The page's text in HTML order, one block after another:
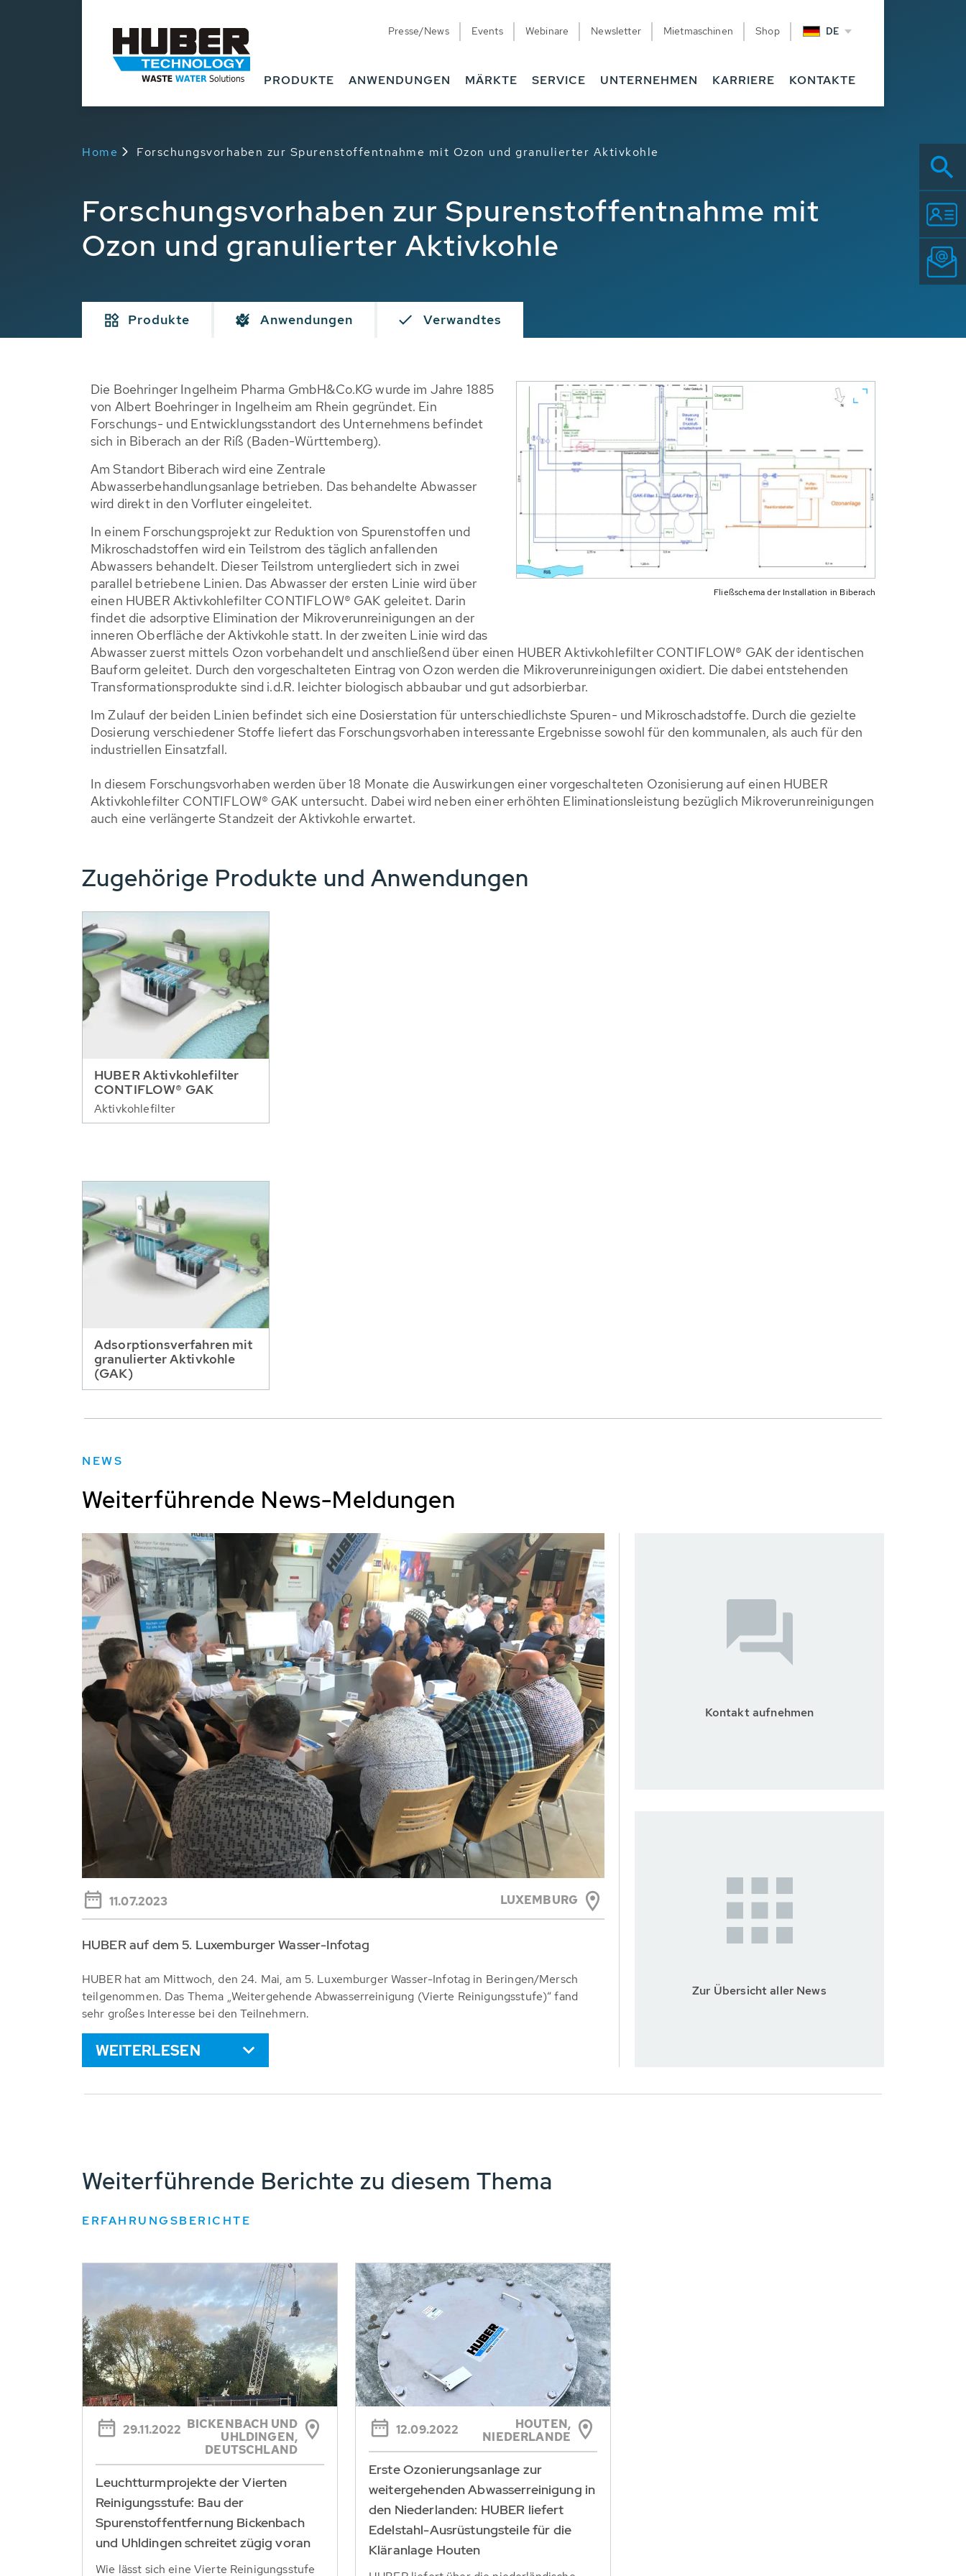
Presse/News Events Webinare Newsletter Mietmaschinen Shop DE
PRODUKTE ANWENDUNGEN MÄRKTE SERVICE UNTERNEHMEN KARRIERE KONTAKTE
Home Forschungsvorhaben zur Spurenstoffentnahme mit Ozon und granulierter Aktivkohle
Forschungsvorhaben zur Spurenstoffentnahme mit
Ozon und granulierter Aktivkohle
Produkte Anwendungen Verwandtes
Fließschema der Installation in Biberach
Die Boehringer Ingelheim Pharma GmbH&Co.KG wurde im Jahre 1885
von Albert Boehringer in Ingelheim am Rhein gegründet. Ein
Forschungs- und Entwicklungsstandort des Unternehmens befindet
sich in Biberach an der Riß (Baden-Württemberg).
Am Standort Biberach wird eine Zentrale
Abwasserbehandlungsanlage betrieben. Das behandelte Abwasser
wird direkt in den Vorfluter eingeleitet.
In einem Forschungsprojekt zur Reduktion von Spurenstoffen und
Mikroschadstoffen wird ein Teilstrom des täglich anfallenden
Abwassers behandelt. Dieser Teilstrom untergliedert sich in zwei
parallel betriebene Linien. Das Abwasser der ersten Linie wird über
einen HUBER Aktivkohlefilter CONTIFLOW® GAK geleitet. Darin
findet die adsorptive Elimination der Mikroverunreinigungen an der
inneren Oberfläche der Aktivkohle statt. In der zweiten Linie wird das
Abwasser zuerst mittels Ozon vorbehandelt und anschließend über einen HUBER Aktivkohlefilter CONTIFLOW® GAK der identischen
Bauform geleitet. Durch den vorgeschalteten Eintrag von Ozon werden die Mikroverunreinigungen oxidiert. Die dabei entstehenden
Transformationsprodukte sind i.d.R. leichter biologisch abbaubar und gut adsorbierbar.
Im Zulauf der beiden Linien befindet sich eine Dosierstation für unterschiedlichste Spuren- und Mikroschadstoffe. Durch die gezielte
Dosierung verschiedener Stoffe liefert das Forschungsvorhaben interessante Ergebnisse sowohl für den kommunalen, als auch für den
industriellen Einsatzfall.
In diesem Forschungsvorhaben werden über 18 Monate die Auswirkungen einer vorgeschalteten Ozonisierung auf einen HUBER
Aktivkohlefilter CONTIFLOW® GAK untersucht. Dabei wird neben einer erhöhten Eliminationsleistung bezüglich Mikroverunreinigungen
auch eine verlängerte Standzeit der Aktivkohle erwartet.
Zugehörige Produkte und Anwendungen
HUBER Aktivkohlefilter
CONTIFLOW® GAK
Aktivkohlefilter
Adsorptionsverfahren mit
granulierter Aktivkohle
(GAK)
NEWS
Weiterführende News-Meldungen
11.07.2023 LUXEMBURG
HUBER auf dem 5. Luxemburger Wasser-Infotag
HUBER hat am Mittwoch, den 24. Mai, am 5. Luxemburger Wasser-Infotag in Beringen/Mersch
teilgenommen. Das Thema „Weitergehende Abwasserreinigung (Vierte Reinigungsstufe)“ fand
sehr großes Interesse bei den Teilnehmern.
WEITERLESEN
Kontakt aufnehmen
Zur Übersicht aller News
Weiterführende Berichte zu diesem Thema
ERFAHRUNGSBERICHTE
29.11.2022 BICKENBACH UND
UHLDINGEN,
DEUTSCHLAND
Leuchtturmprojekte der Vierten
Reinigungsstufe: Bau der
Spurenstoffentfernung Bickenbach
und Uhldingen schreitet zügig voran
Wie lässt sich eine Vierte Reinigungsstufe
12.09.2022
HOUTEN,
NIEDERLANDE
Erste Ozonierungsanlage zur
weitergehenden Abwasserreinigung in
den Niederlanden: HUBER liefert
Edelstahl-Ausrüstungsteile für die
Kläranlage Houten